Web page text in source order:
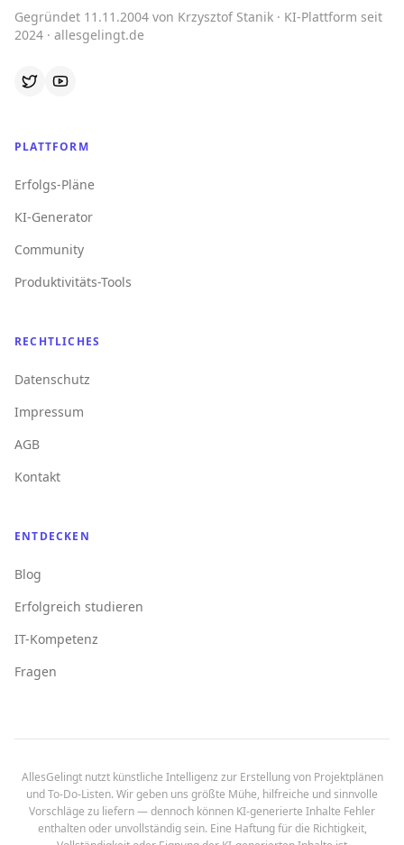
Gegründet 11.11.2004 von Krzysztof Stanik · KI-Plattform seit
2024 · allesgelingt.de
PLATTFORM
Erfolgs-Pläne
KI-Generator
Community
Produktivitäts-Tools
RECHTLICHES
Datenschutz
Impressum
AGB
Kontakt
ENTDECKEN
Blog
Erfolgreich studieren
IT-Kompetenz
Fragen
AllesGelingt nutzt künstliche Intelligenz zur Erstellung von Projektplänen
und To-Do-Listen. Wir geben uns größte Mühe, hilfreiche und sinnvolle
Vorschläge zu liefern — dennoch können KI-generierte Inhalte Fehler
enthalten oder unvollständig sein. Eine Haftung für die Richtigkeit,